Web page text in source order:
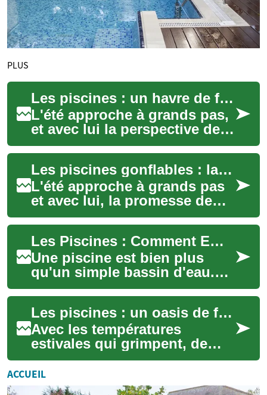
PLUS
Les piscines : un havre de fraîcheur et de détente pour votre jardin
L'été approche à grands pas,
et avec lui la perspective de
journées chaudes et
ensoleillées. Quoi de mieux
pour profi...
Les piscines gonflables : la solution idéale pour un été rafraîchissant
L'été approche à grands pas
et avec lui, la promesse de
journées chaudes et
ensoleillées. Que diriez-vous
de transfor...
Les Piscines : Comment Embellir Votre Petit Jardin ou Espace Extérieur
Une piscine est bien plus
qu'un simple bassin d'eau.
C'est un véritable havre de
paix, un espace de détente et
de loi...
Les piscines : un oasis de fraîcheur pour votre jardin
Avec les températures
estivales qui grimpent, de
plus en plus de propriétaires
rêvent d'installer une piscine
dans le...
ACCUEIL